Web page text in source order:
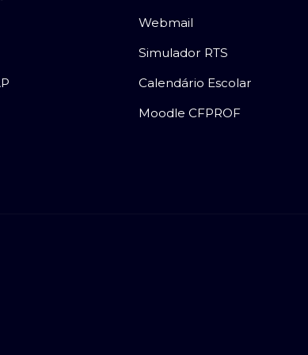
Webmail
Simulador RTS
Calendário Escolar
Moodle CFPROF